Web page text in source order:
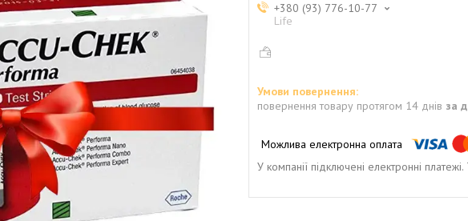
+380 (93) 776-10-77
Life
повернення товару протягом 14 днів за
У компанії підключені електронні